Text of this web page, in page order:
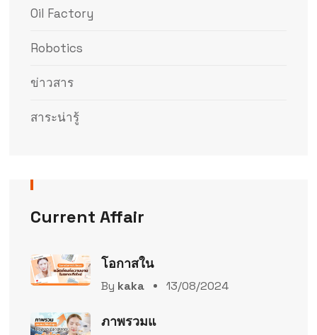
Oil Factory
Robotics
ข่าวสาร
สาระน่ารู้
Current Affair
โอกาสใน
By kaka 13/08/2024
ภาพรวมแ